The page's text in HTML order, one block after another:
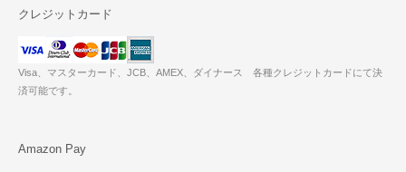
クレジットカード
Visa、マスターカード、JCB、AMEX、ダイナース 各種クレジットカードにて決
済可能です。
Amazon Pay